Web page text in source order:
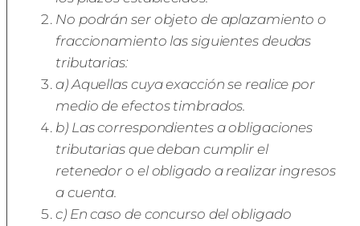
No podrán ser objeto de aplazamiento o
fraccionamiento las siguientes deudas
tributarias:
a) Aquellas cuya exacción se realice por
medio de efectos timbrados.
b) Las correspondientes a obligaciones
tributarias que deban cumplir el
retenedor o el obligado a realizar ingresos
a cuenta.
c) En caso de concurso del obligado